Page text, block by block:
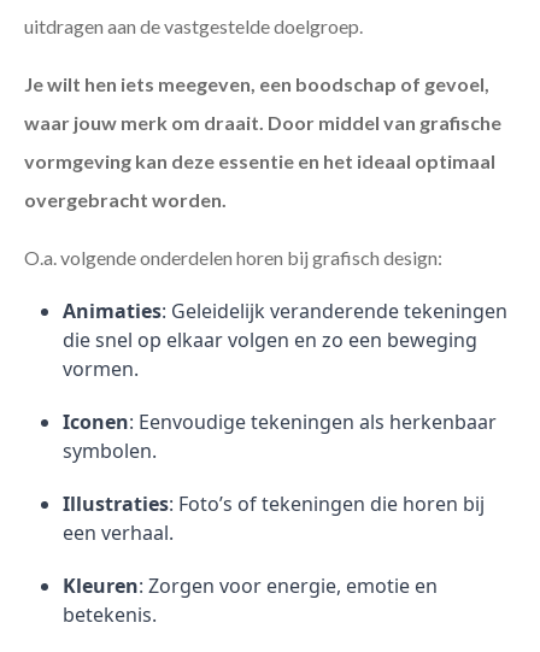
uitdragen aan de vastgestelde doelgroep.
Je wilt hen iets meegeven, een boodschap of gevoel,
waar jouw merk om draait. Door middel van grafische
vormgeving kan deze essentie en het ideaal optimaal
overgebracht worden.
O.a. volgende onderdelen horen bij grafisch design:
Animaties: Geleidelijk veranderende tekeningen
die snel op elkaar volgen en zo een beweging
vormen.
Iconen: Eenvoudige tekeningen als herkenbaar
symbolen.
Illustraties: Foto’s of tekeningen die horen bij
een verhaal.
Kleuren: Zorgen voor energie, emotie en
betekenis.